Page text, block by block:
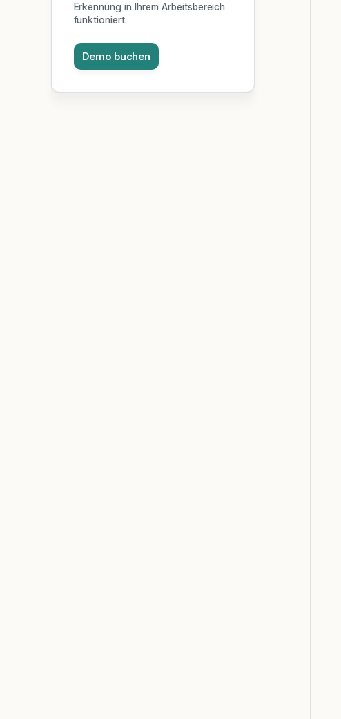
Erkennung in Ihrem Arbeitsbereich
funktioniert.
Demo buchen